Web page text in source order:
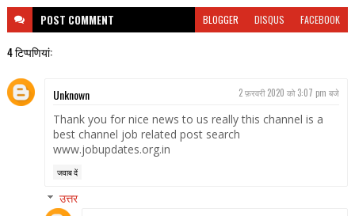
POST COMMENT BLOGGER DISQUS FACEBOOK
4 टिप्‍पणियां:
Unknown 2 फ़रवरी 2020 को 3:07 pm बजे
Thank you for nice news to us really this channel is a
best channel job related post search
www.jobupdates.org.in
जवाब दें
उत्तर